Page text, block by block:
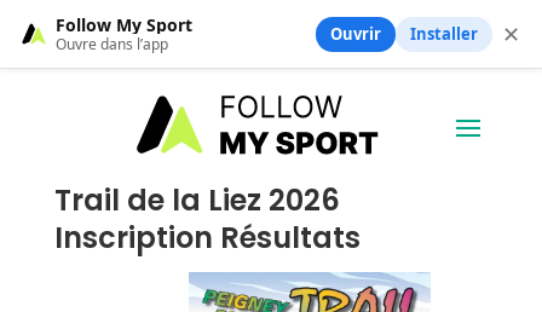
Trail de la Liez 2026
Inscription Résultats
Follow My Sport
Ouvre dans l’app Ouvrir Installer ✕